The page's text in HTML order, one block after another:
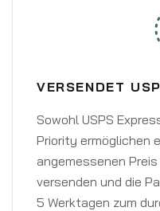
VERSENDET
Sowohl USPS
Priority ermöglichen
angemessenen
versenden und die
5 Werktagen zum